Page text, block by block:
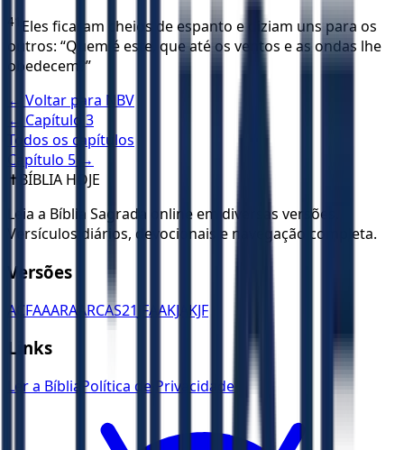
41 Eles ficaram cheios de espanto e diziam uns para os
outros: “Quem é este, que até os ventos e as ondas lhe
obedecem?”
← Voltar para NBV
← Capítulo 3
Todos os capítulos
Capítulo 5 →
✝️ BÍBLIA HOJE
Leia a Bíblia Sagrada online em diversas versões.
Versículos diários, devocionais e navegação completa.
Versões
ACFAAARA ARCAS21 JFAAKJA KJF
Links
Ler a Bíblia Política de Privacidade